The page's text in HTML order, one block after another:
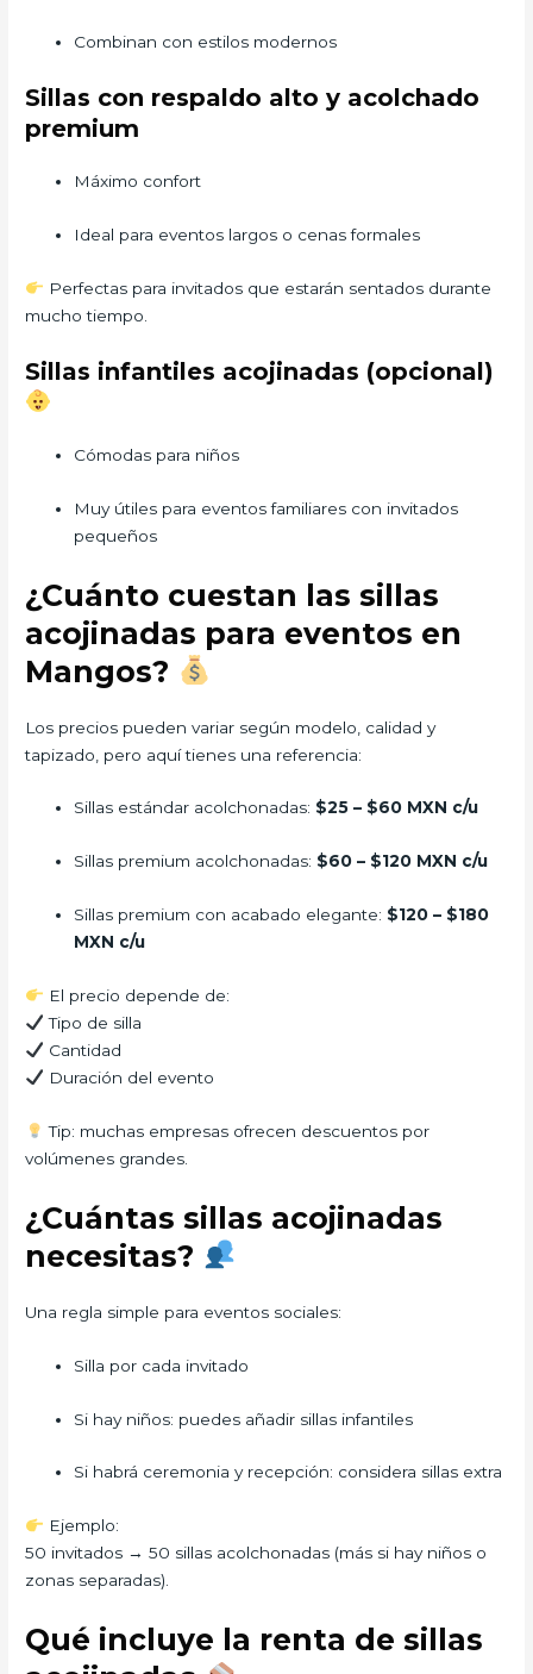
Combinan con estilos modernos
Sillas con respaldo alto y acolchado
premium
Máximo confort
Ideal para eventos largos o cenas formales
Perfectas para invitados que estarán sentados durante
mucho tiempo.
Sillas infantiles acojinadas (opcional)
Cómodas para niños
Muy útiles para eventos familiares con invitados
pequeños
¿Cuánto cuestan las sillas
acojinadas para eventos en
Mangos?
Los precios pueden variar según modelo, calidad y
tapizado, pero aquí tienes una referencia:
Sillas estándar acolchonadas: $25 – $60 MXN c/u
Sillas premium acolchonadas: $60 – $120 MXN c/u
Sillas premium con acabado elegante: $120 – $180
MXN c/u
El precio depende de:
Tipo de silla
Cantidad
Duración del evento
Tip: muchas empresas ofrecen descuentos por
volúmenes grandes.
¿Cuántas sillas acojinadas
necesitas?
Una regla simple para eventos sociales:
Silla por cada invitado
Si hay niños: puedes añadir sillas infantiles
Si habrá ceremonia y recepción: considera sillas extra
Ejemplo:
50 invitados → 50 sillas acolchonadas (más si hay niños o
zonas separadas).
Qué incluye la renta de sillas